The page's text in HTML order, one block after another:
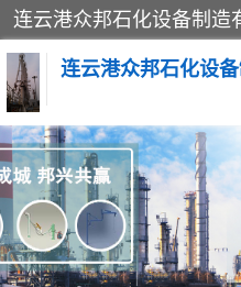
连云港众邦石化设
鹤管
底部装卸鹤管